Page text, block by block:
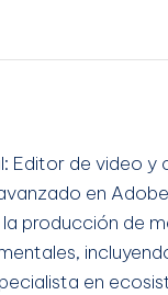
Editor de video y
en
producción de
en